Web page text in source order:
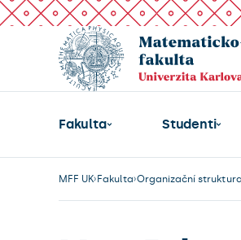
Fakulta Studenti
MFF UK Fakulta Organizační struktura